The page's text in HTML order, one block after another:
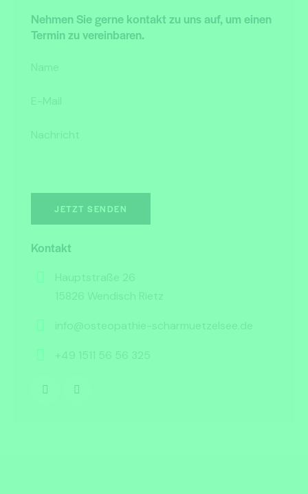
Nehmen Sie gerne kontakt zu uns auf, um einen
Termin zu vereinbaren.
Kontakt